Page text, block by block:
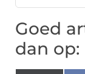
Goed
dan op: